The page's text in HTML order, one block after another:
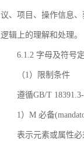
议、项目、操作信息
逻辑上的理解和处理。
6.1.2 字母及符号
（1）限制条件
遵循GB/T
1）M 必备
表示元素或属性